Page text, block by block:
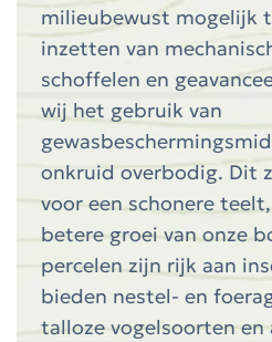
milieubewust mogelijk
inzetten van
schoffelen en
wij het gebruik van
onkruid overbodig. Dit
voor een schonere
betere groei van onze
percelen zijn rijk aan
bieden nestel- en
talloze vogelsoorten en